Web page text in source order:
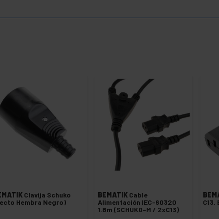
Clavija Schuko
Hembra Negro)
BEMATIK Cable
Alimentación IEC-60320
1.8m (SCHUKO-M / 2xC13)